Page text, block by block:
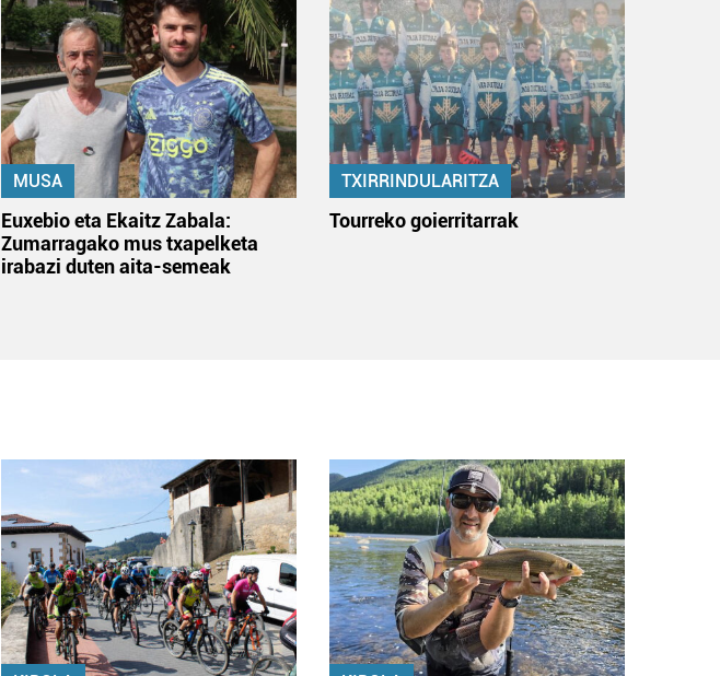
MUSA
Euxebio eta Ekaitz Zabala:
Zumarragako mus txapelketa
irabazi duten aita-semeak
TXIRRINDULARITZA
Tourreko goierritarrak